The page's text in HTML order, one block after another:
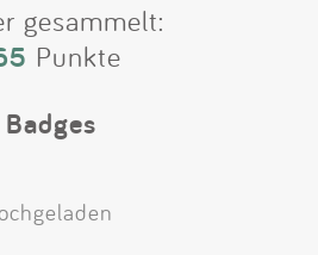
gesammelt:
Punkte
Badges